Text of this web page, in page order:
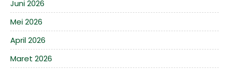
Juni 2026
Mei 2026
April 2026
Maret 2026